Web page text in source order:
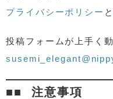
プライバシーポリシー と
投稿フォームが上手く
注意事項